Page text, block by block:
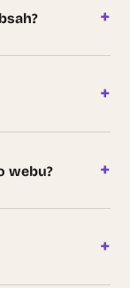
+
+
webu? +
+